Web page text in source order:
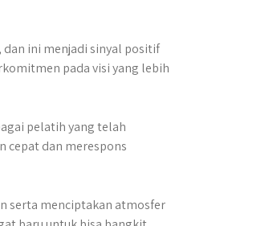
ini menjadi sinyal positif
pada visi yang lebih
pelatih yang telah
cepat dan merespons
serta menciptakan atmosfer